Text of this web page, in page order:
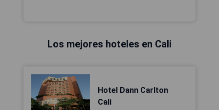
Los mejores hoteles en Cali
Hotel Dann Carlton
Cali